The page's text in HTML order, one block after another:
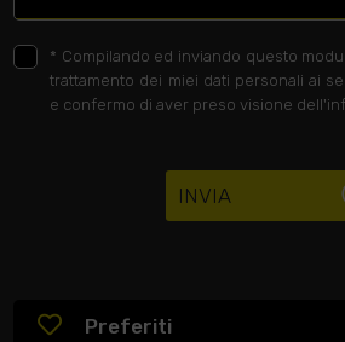
* Compilando ed inviando questo
trattamento dei miei dati personali ai
e confermo di aver preso visione
INVIA
Preferiti